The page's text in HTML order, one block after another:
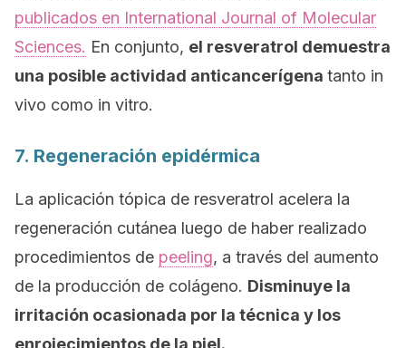
publicados en International Journal of Molecular
Sciences. En conjunto, el resveratrol demuestra
una posible actividad anticancerígena tanto in
vivo como in vitro.
7. Regeneración epidérmica
La aplicación tópica de resveratrol acelera la
regeneración cutánea luego de haber realizado
procedimientos de peeling, a través del aumento
de la producción de colágeno. Disminuye la
irritación ocasionada por la técnica y los
enrojecimientos de la piel.